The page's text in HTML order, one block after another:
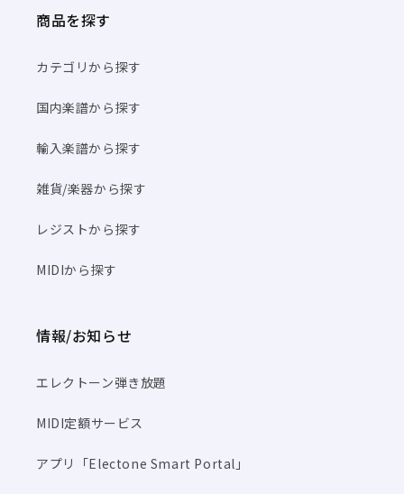
商品を探す
カテゴリから探す
国内楽譜から探す
輸入楽譜から探す
雑貨/楽器から探す
レジストから探す
MIDIから探す
情報/お知らせ
エレクトーン弾き放題
MIDI定額サービス
アプリ「Electone Smart Portal」